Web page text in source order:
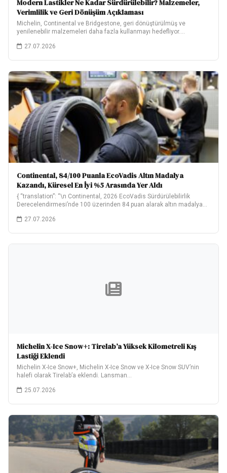
Modern Lastikler Ne Kadar Sürdürülebilir? Malzemeler,
Verimlilik ve Geri Dönüşüm Açıklaması
Michelin, Continental ve Bridgestone, geri dönüştürülmüş ve
yenilenebilir malzemeleri daha fazla kullanmayı hedefliyor.
27.07.2026
Continental, 84/100 Puanla EcoVadis Altın Madalya
Kazandı, Küresel En İyi %5 Arasında Yer Aldı
{ “translation”: “\n Continental, 2026 EcoVadis Sürdürülebilirlik
Derecelendirmesi’nde 100 üzerinden 84 puan alarak altın madalya…
27.07.2026
Michelin X-Ice Snow+: Tirelab’a Yüksek Kilometreli Kış
Lastiği Eklendi
Michelin X-Ice Snow+, Michelin X-Ice Snow ve X-Ice Snow SUV’nin
halefi olarak Tirelab’a eklendi. Lansman…
25.07.2026